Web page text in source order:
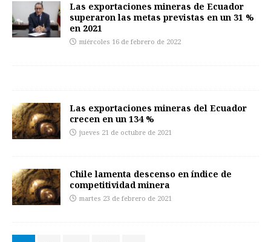
Las exportaciones mineras de Ecuador
superaron las metas previstas en un 31 %
en 2021
miércoles 16 de febrero de 2022
Las exportaciones mineras del Ecuador
crecen en un 134 %
jueves 21 de octubre de 2021
Chile lamenta descenso en índice de
competitividad minera
martes 23 de febrero de 2021